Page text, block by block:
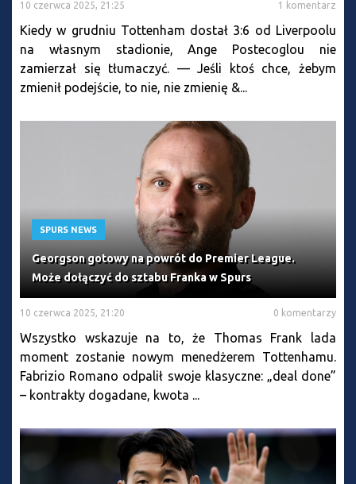
10 czerwca 2025, 21:25 1 komentarz
Kiedy w grudniu Tottenham dostał 3:6 od Liverpoolu
na własnym stadionie, Ange Postecoglou nie
zamierzał się tłumaczyć. — Jeśli ktoś chce, żebym
zmienił podejście, to nie, nie zmienię &...
SPURS NEWS
Georgson gotowy na powrót do Premier League.
Może dołączyć do sztabu Franka w Spurs
10 czerwca 2025, 21:20 0 komentarzy
Wszystko wskazuje na to, że Thomas Frank lada
moment zostanie nowym menedżerem Tottenhamu.
Fabrizio Romano odpalił swoje klasyczne: „deal done”
– kontrakty dogadane, kwota ...